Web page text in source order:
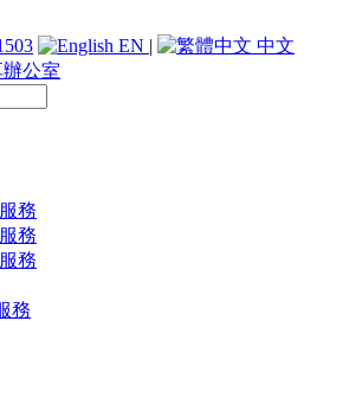
EN | 中文
務
務
務
務